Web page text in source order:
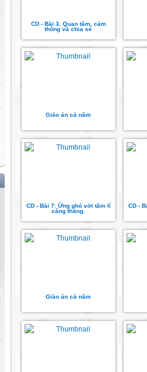
CD - Bài 3. Quan tâm, cảm
thông và chia sẻ
Giáo án cả năm
CD - Bài 7: Ứng phó với tâm lí
căng thẳng.
CD -
Giáo án cả năm